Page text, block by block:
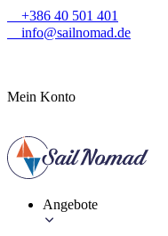
+386 40 501 401
info@sailnomad.de
Mein Konto
Angebote